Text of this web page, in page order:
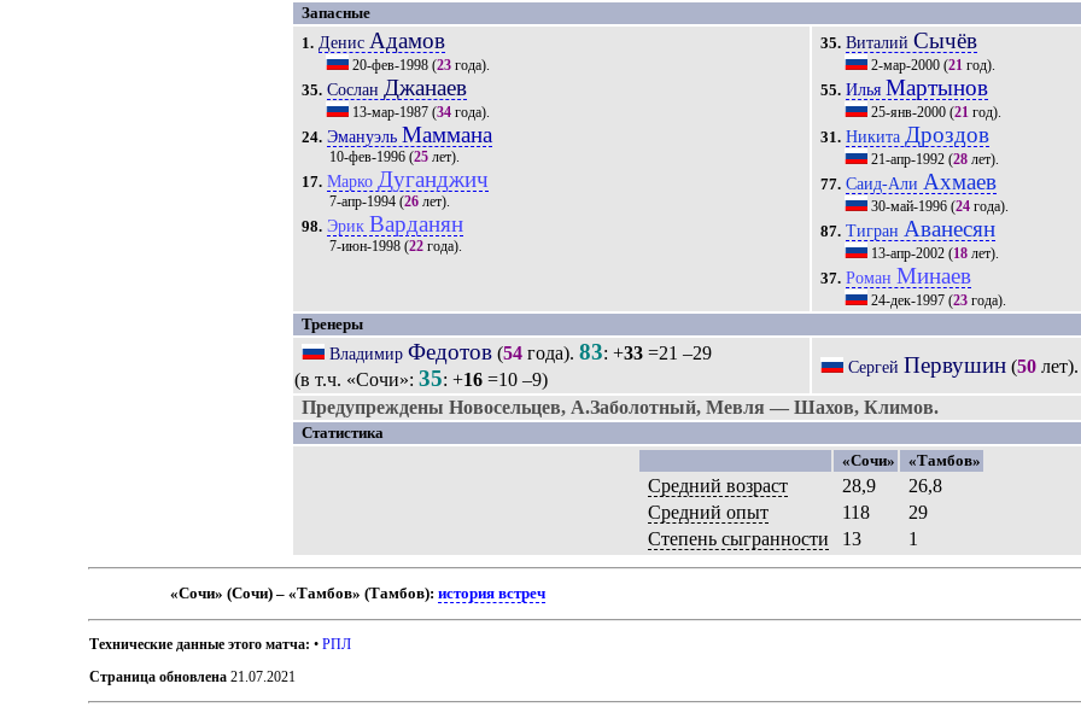
Запасные
1. Денис Адамов
20-фев-1998 (23 года).
35. Сослан Джанаев
13-мар-1987 (34 года).
24. Эмануэль Маммана
10-фев-1996 (25 лет).
17. Марко Дуганджич
7-апр-1994 (26 лет).
98. Эрик Варданян
7-июн-1998 (22 года).
35. ВиталийСычёв
2-мар-2000 (21 год).
55. Илья Мартынов
25-янв-2000 (21 год).
31. Никита Дроздов
21-апр-1992 (28 лет).
77. Саид-Али Ахмаев
30-май-1996 (24 года).
87. Тигран Аванесян
13-апр-2002 (18 лет).
37. Роман Минаев
24-дек-1997 (23 года).
Тренеры
ВладимирФедотов (54 года).83: +33 =21 –29
(в т.ч. «Сочи»: 35: +16=10 –9)
Сергей Первушин (50
Предупреждены Новосельцев, А.Заболотный, Мевля — Шахов, Климов.
Статистика
«Сочи»
«Тамбов»
Средний возраст 28,9
26,8
Средний опыт
118
29
Степень сыгранности
13 1
«Сочи» (Сочи) – «Тамбов» (Тамбов): история встреч
Технические данные этого матча: •РПЛ
Страница обновлена 21.07.2021